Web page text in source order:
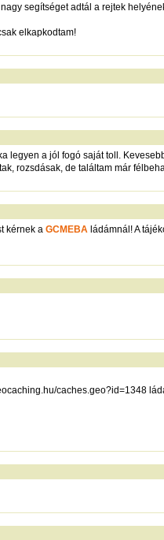
segítséget adtál a rejtek
elkapkodtam!
legyen a jól fogó saját toll.
rozsdásak, de találtam már
kérnek a GCMEBA ládámnál! A
caches.geo?id=1348